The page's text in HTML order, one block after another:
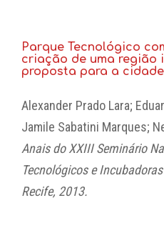
Parque Tecnológico
criação de uma região
proposta para a
Alexander Prado Lara;
Jamile Sabatini Marques;
Anais do XXIII Seminário
Tecnológicos e
Recife, 2013.